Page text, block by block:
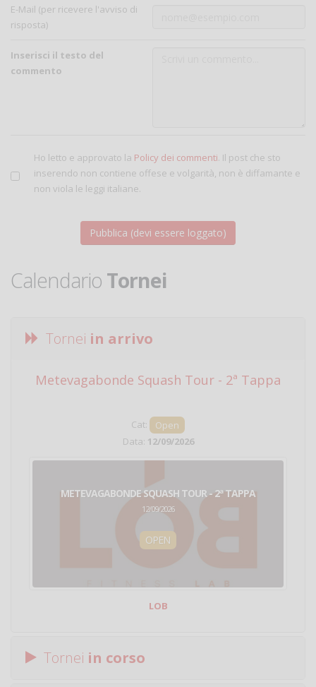
E-Mail (per ricevere l'avviso di
risposta)
Inserisci il testo del
commento
Ho letto e approvato la Policy dei commenti. Il post che sto
inserendo non contiene offese e volgarità, non è diffamante e
non viola le leggi italiane.
Calendario Tornei
Tornei in arrivo
Metevagabonde Squash Tour - 2ª Tappa
Cat:
Open
Data: 12/09/2026
METEVAGABONDE SQUASH TOUR - 2ª TAPPA
12/09/2026
OPEN
LOB
Tornei in corso